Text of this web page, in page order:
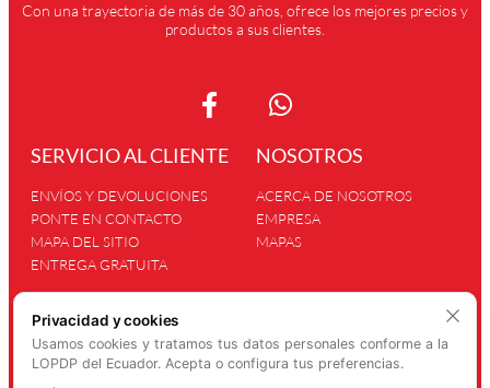
Con una trayectoria de más de 30 años, ofrece los mejores precios y
productos a sus clientes.
SERVICIO AL CLIENTE
ENVÍOS Y DEVOLUCIONES
PONTE EN CONTACTO
MAPA DEL SITIO
ENTREGA GRATUITA
NOSOTROS
ACERCA DE NOSOTROS
EMPRESA
MAPAS
INFORMACIÓN
POLÍTICA DE PRIVACIDAD
Privacidad y cookies
Usamos cookies y tratamos tus datos personales conforme a la
LOPDP del Ecuador. Acepta o configura tus preferencias.